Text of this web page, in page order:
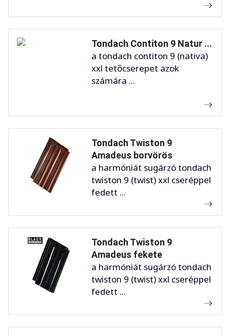
Tondach Contiton 9 Natur ...
a tondach contiton 9 (nativa)
xxl tetőcserepet azok
számára ...
Tondach Twiston 9
Amadeus borvörös
a harmóniát sugárzó tondach
twiston 9 (twist) xxl cseréppel
fedett ...
Tondach Twiston 9
Amadeus fekete
a harmóniát sugárzó tondach
twiston 9 (twist) xxl cseréppel
fedett ...